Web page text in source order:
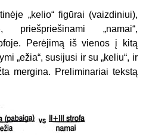
„kelio“ figūrai (vaizdiniui),
„namai“,
Perėjimą iš vienos į kitą
„ežia“, susijusi ir su „keliu“, ir
mergi­na. Preliminariai tekstą